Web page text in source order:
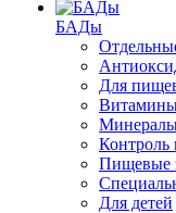
БАДы
Для
Контроль
Пищевые
Для детей